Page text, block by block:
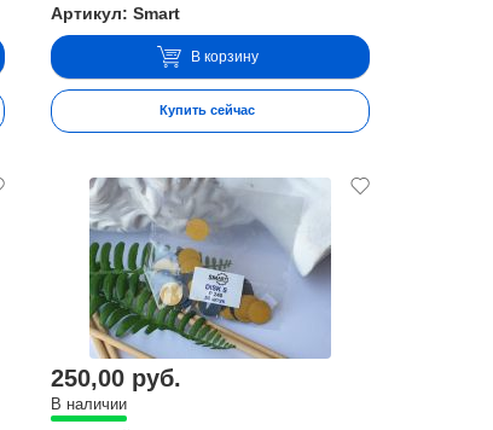
Артикул: Smart
В корзину
Купить сейчас
250,00 руб.
В наличии